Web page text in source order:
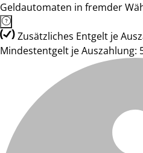
Geldautomaten in fremder
Zusätzliches Entgelt je
Mindestentgelt je Auszahlung: